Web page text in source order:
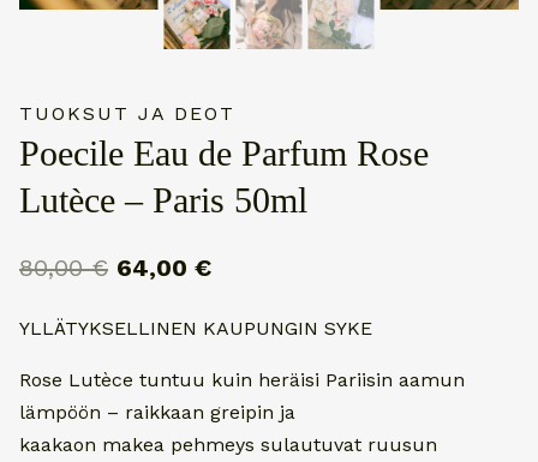
TUOKSUT JA DEOT
Poecile Eau de Parfum Rose
Lutèce – Paris 50ml
80,00€ Alkuperäinen
80,00 €.
64,00 €Nykyinen
64,00 €.
YLLÄTYKSELLINEN KAUPUNGIN SYKE
Rose Lutèce tuntuu kuin heräisi Pariisin aamun
lämpöön – raikkaan greipin ja
kaakaon makea pehmeys sulautuvat ruusun